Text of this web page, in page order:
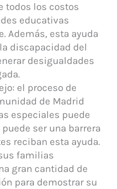
todos los costos
educativas
Además, esta ayuda
discapacidad del
desigualdades
el proceso de
de Madrid
especiales puede
ser una barrera
reciban esta ayuda.
familias
gran cantidad de
para demostrar su